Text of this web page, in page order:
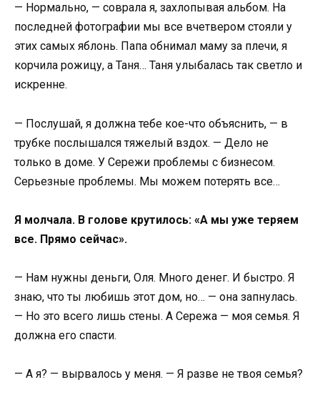
— Нормально, — соврала я, захлопывая альбом. На
последней фотографии мы все вчетвером стояли у
этих самых яблонь. Папа обнимал маму за плечи, я
корчила рожицу, а Таня… Таня улыбалась так светло и
искренне.
— Послушай, я должна тебе кое-что объяснить, — в
трубке послышался тяжелый вздох. — Дело не
только в доме. У Сережи проблемы с бизнесом.
Серьезные проблемы. Мы можем потерять все…
Я молчала. В голове крутилось: «А мы уже теряем
все. Прямо сейчас».
— Нам нужны деньги, Оля. Много денег. И быстро. Я
знаю, что ты любишь этот дом, но… — она запнулась.
— Но это всего лишь стены. А Сережа — моя семья. Я
должна его спасти.
— А я? — вырвалось у меня. — Я разве не твоя семья?